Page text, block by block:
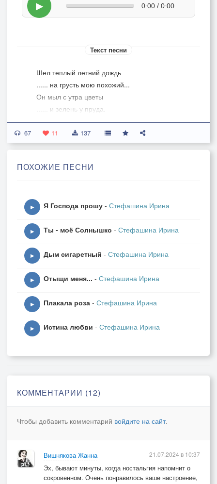
▶ 0:00 / 0:00
Текст песни
Шел теплый летний дождь
...... на грусть мою похожий...
Он мыл с утра цветы
...... и зелень у пруда.
Закутавшийся в плащ
...... задумчивый прохожий,
Ворчал себе под нос,
И солнышка лучи
Упавший с клена лист,
И тихо пел с ним дню
...... слезинкою кристальной,
...... о встречах и мечтах
Любовь твоя с тобой....
Развеялась печаль
...... и ясных дней пригожих.
На ушко мне твердил
67 11 137
ПОХОЖИЕ ПЕСНИ
▶ Я Господа прошу - Стефашина Ирина
▶ Ты - моё Солнышко - Стефашина Ирина
▶ Дым сигаретный - Стефашина Ирина
▶ Отыщи меня... - Стефашина Ирина
▶ Плакала роза - Стефашина Ирина
▶ Истина любви - Стефашина Ирина
КОММЕНТАРИИ (12)
Чтобы добавить комментарий войдите на сайт.
Вишнякова Жанна
Эх, бывают минуты, когда ностальгия напомнит о
сокровенном. Очень понравилось ваше настроение,
21.07.2024 в 10:37